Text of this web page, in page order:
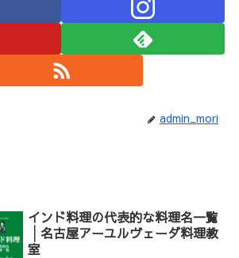
admin_mori
インド料理の代表的な料理名一覧
│名古屋アーユルヴェーダ料理教
室